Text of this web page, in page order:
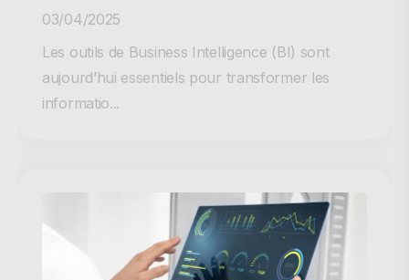
03/04/2025
Les outils de Business Intelligence (BI) sont
aujourd’hui essentiels pour transformer les
informatio...